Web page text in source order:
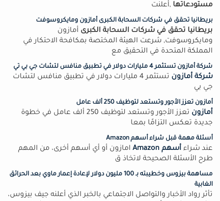
مستودعاتها ,أعلنت
بريطانيا تحقق في شركات السحابة الكبرى أمازون ومايكروسوفت
بريطانيا تحقق في شركات السحابة الكبرى أمازون
ومايكروسوفت, شرعت الهيئة المختصة بمكافحة الاحتكار في
المملكة المتحدة في التحقيق مع
شركة أمازون تستثمر 4 مليارات دولار في تطبيق منافس لتشات جي بي تي
شركة أمازون
تستثمر 4 مليارات دولار في تطبيق منافس لتشات
جي بي
أمازون تعزز الأجور وتستعد لتوظيف 250 ألف عامل
أمازون
تعزز الأجور وتستعد لتوظيف 250 ألف عامل في خطوة
جديدة تعكس التزامًا بمعا
أسئلة مهمة قبل شراء أسهم Amazon
عند شراء أسهم Amazon
امازون أو أي أسهم أخرى، من المهم
طرح الأسئلة الصحيحة لاتخاذ ق
مساهمة بيزوس وخطيبته بـ 100 مليون دولار لإعادة إعمار ماوي بعد الحرائق
الغابية
تأثر رواد الأخبار والتواصل الاجتماعي بالخبر الذي أعلنه جيف بيزوس،